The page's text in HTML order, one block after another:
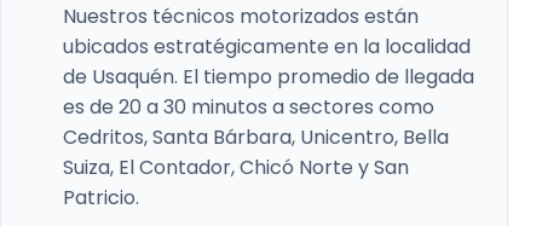
Nuestros técnicos motorizados están
ubicados estratégicamente en la localidad
de Usaquén. El tiempo promedio de llegada
es de 20 a 30 minutos a sectores como
Cedritos, Santa Bárbara, Unicentro, Bella
Suiza, El Contador, Chicó Norte y San
Patricio.